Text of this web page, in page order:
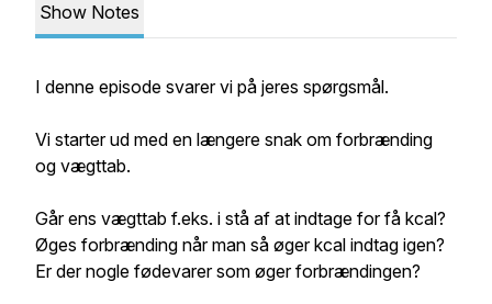
Show Notes
I denne episode svarer vi på jeres spørgsmål.
Vi starter ud med en længere snak om forbrænding
og vægttab.
Går ens vægttab f.eks. i stå af at indtage for få kcal?
Øges forbrænding når man så øger kcal indtag igen?
Er der nogle fødevarer som øger forbrændingen?